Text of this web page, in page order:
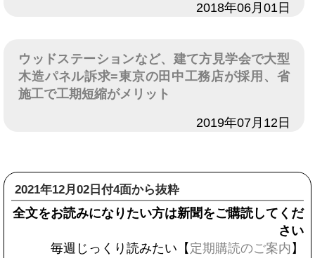
2018年06月01日
ウッドステーションなど、建て方見学会で大型
木造パネル訴求=東京の田中工務店が採用、省
施工で工期短縮がメリット
2019年07月12日
2021年12月02日付4面から抜粋
全文をお読みになりたい方は新聞をご購読してくだ
さい
毎週じっくり読みたい【 定期購読のご案内 】